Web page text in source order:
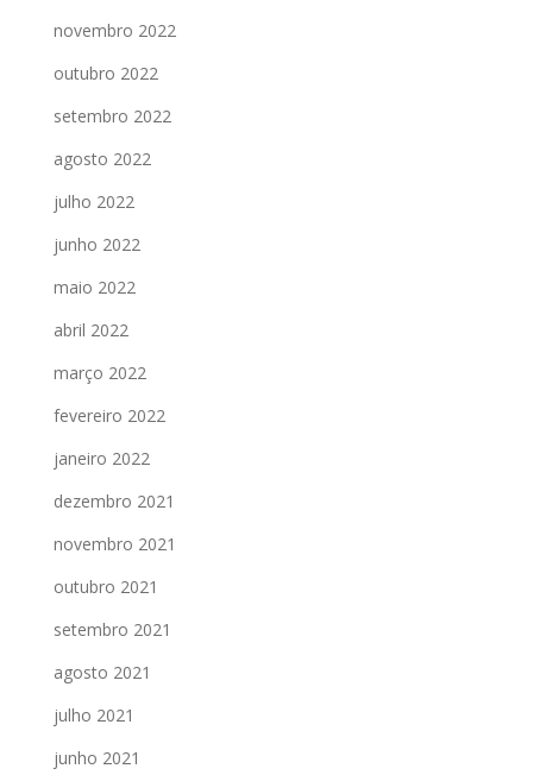
novembro 2022
outubro 2022
setembro 2022
agosto 2022
julho 2022
junho 2022
maio 2022
abril 2022
março 2022
fevereiro 2022
janeiro 2022
dezembro 2021
novembro 2021
outubro 2021
setembro 2021
agosto 2021
julho 2021
junho 2021